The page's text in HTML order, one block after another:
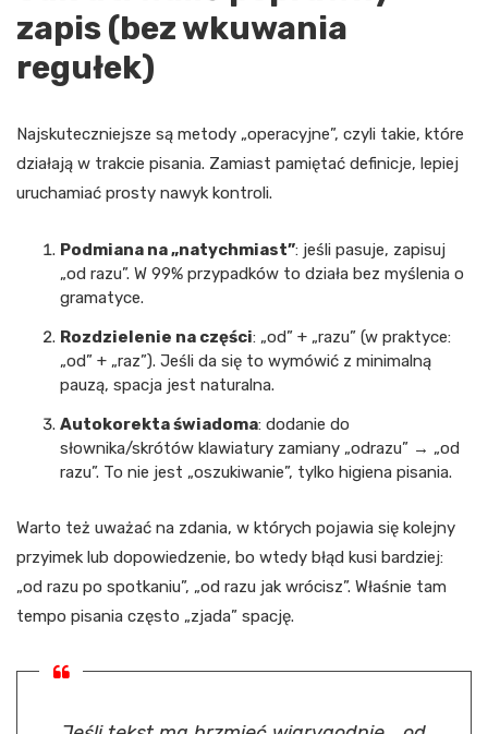
zapis (bez wkuwania
regułek)
Najskuteczniejsze są metody „operacyjne”, czyli takie, które
działają w trakcie pisania. Zamiast pamiętać definicje, lepiej
uruchamiać prosty nawyk kontroli.
Podmiana na „natychmiast”: jeśli pasuje, zapisuj
„od razu”. W 99% przypadków to działa bez myślenia o
gramatyce.
Rozdzielenie na części: „od” + „razu” (w praktyce:
„od” + „raz”). Jeśli da się to wymówić z minimalną
pauzą, spacja jest naturalna.
Autokorekta świadoma: dodanie do
słownika/skrótów klawiatury zamiany „odrazu” → „od
razu”. To nie jest „oszukiwanie”, tylko higiena pisania.
Warto też uważać na zdania, w których pojawia się kolejny
przyimek lub dopowiedzenie, bo wtedy błąd kusi bardziej:
„od razu po spotkaniu”, „od razu jak wrócisz”. Właśnie tam
tempo pisania często „zjada” spację.